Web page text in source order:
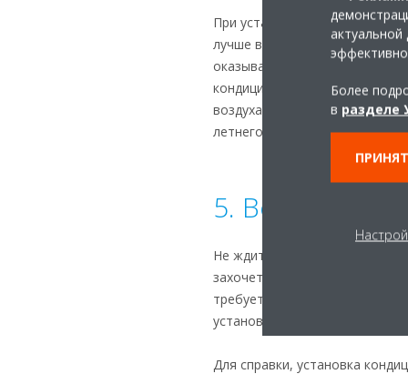
При установке
лучше всего виден изнутри.
оказывать значительное
кондиционирования воздуха,
воздуха не закрыты
летнего и зимнего сезона,
5. Вовремя
Не ждите первого жаркого
захочет, чтобы блок был
требуется некоторое время,
установкой может занять
Для справки, установка
Более
в разделе